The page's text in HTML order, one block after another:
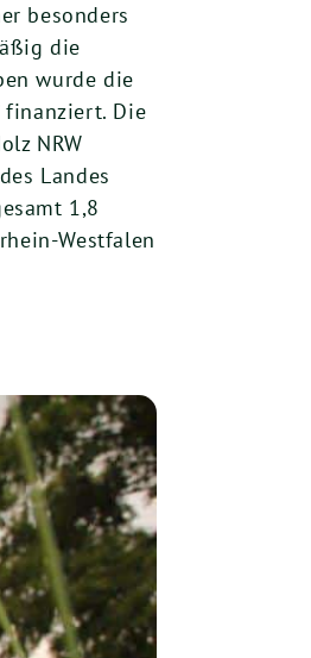
besonders
die
wurde die
finanziert. Die
NRW
Landes
1,8
Westfalen